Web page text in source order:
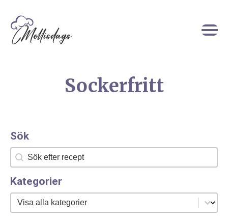
Sockerfritt
Sök
Sök
Sök
Kategorier
Kategorier
Kategorier